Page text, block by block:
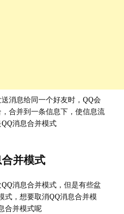
消息给同一个好友时，QQ会
合并到一条信息下，使信息流
消息合并模式
并模式
消息合并模式，但是有些盆
式，想要取消QQ消息合并模
合并模式呢